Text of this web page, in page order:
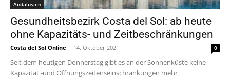
Andalusien
Gesundheitsbezirk Costa del Sol: ab heute
ohne Kapazitäts- und Zeitbeschränkungen
Costa del Sol Online - 14. Oktober 2021 0
Seit dem heutigen Donnerstag gibt es an der Sonnenküste keine
Kapazität -und Öffnungszeitenseinschränkungen mehr